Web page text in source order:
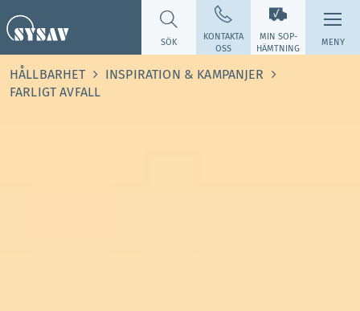
MIN SOP­
HÄMTNING
SÖK
KONTAKTA
OSS
MENY
HÅLLBARHET
INSPIRATION & KAMPANJER
FARLIGT AVFALL